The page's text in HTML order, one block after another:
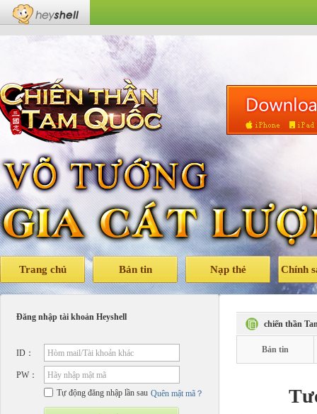
Trang chủ Bản tin Nạp thẻ Chính
Đăng nhập tài khoản Heyshell
ID： Hòm mail/Tài khoản khác
PW：
Hãy nhập mật mã
Tự động đăng nhập lần sau Quên mật mã？
chiến thần
Bản tin